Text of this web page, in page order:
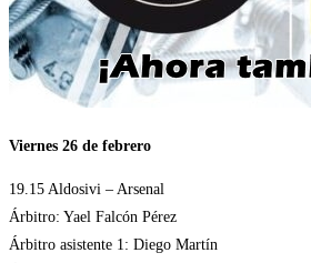
Viernes 26 de febrero
19.15 Aldosivi – Arsenal
Árbitro: Yael Falcón Pérez
Árbitro asistente 1: Diego Martín